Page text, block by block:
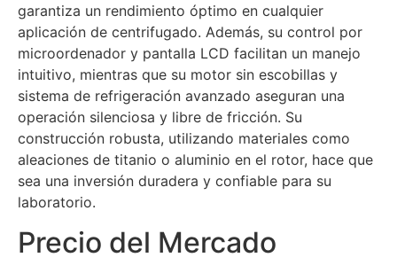
garantiza un rendimiento óptimo en cualquier
aplicación de centrifugado. Además, su control por
microordenador y pantalla LCD facilitan un manejo
intuitivo, mientras que su motor sin escobillas y
sistema de refrigeración avanzado aseguran una
operación silenciosa y libre de fricción. Su
construcción robusta, utilizando materiales como
aleaciones de titanio o aluminio en el rotor, hace que
sea una inversión duradera y confiable para su
laboratorio.
Precio del Mercado